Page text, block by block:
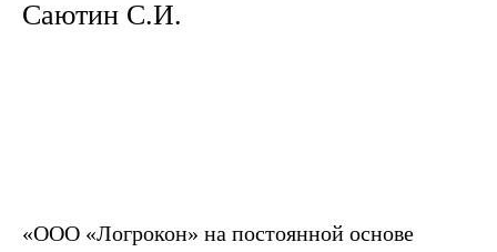
Саютин С.И.
«ООО «Логрокон» на постоянной основе